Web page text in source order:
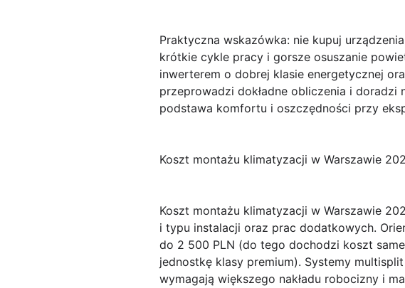
Praktyczna wskazówka: nie kupuj
krótkie cykle pracy i gorsze osuszanie
inwerterem o dobrej klasie energetycznej
przeprowadzi dokładne obliczenia i
podstawa komfortu i oszczędności przy
Koszt montażu klimatyzacji w Warszawie
Koszt montażu klimatyzacji w Warszawie
i typu instalacji oraz prac dodatkowych.
do 2 500 PLN (do tego dochodzi koszt
jednostkę klasy premium). Systemy
wymagają większego nakładu robocizny i